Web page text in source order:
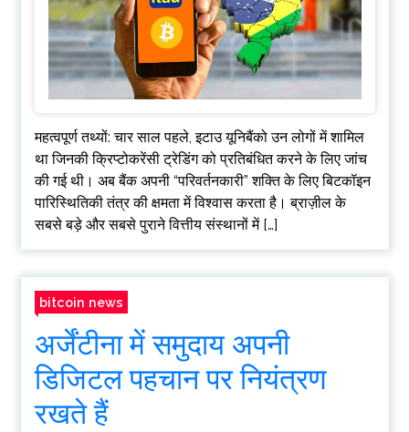
महत्वपूर्ण तथ्यों: चार साल पहले, इटाउ यूनिबैंको उन लोगों में शामिल
था जिनकी क्रिप्टोकरेंसी ट्रेडिंग को प्रतिबंधित करने के लिए जांच
की गई थी। अब बैंक अपनी “परिवर्तनकारी” शक्ति के लिए बिटकॉइन
पारिस्थितिकी तंत्र की क्षमता में विश्वास करता है। ब्राज़ील के
सबसे बड़े और सबसे पुराने वित्तीय संस्थानों में […]
bitcoin news
अर्जेंटीना में समुदाय अपनी
डिजिटल पहचान पर नियंत्रण
रखते हैं